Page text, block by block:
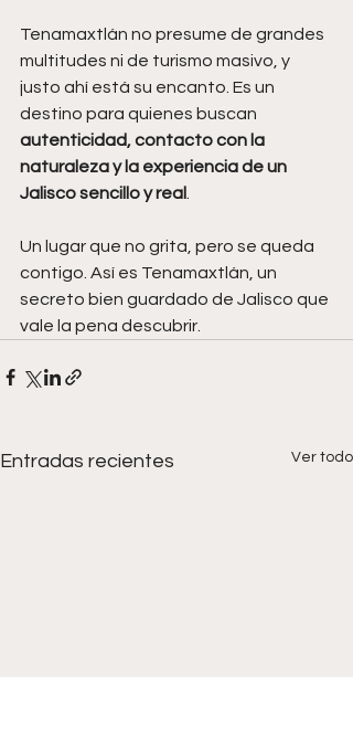
Tenamaxtlán no presume de grandes
multitudes ni de turismo masivo, y
justo ahí está su encanto. Es un
destino para quienes buscan
autenticidad, contacto con la
naturaleza y la experiencia de un
Jalisco sencillo y real.
Un lugar que no grita, pero se queda
contigo. Así es Tenamaxtlán, un
secreto bien guardado de Jalisco que
vale la pena descubrir.
Entradas recientes Ver todo